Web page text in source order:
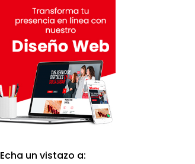
Echa un vistazo a: